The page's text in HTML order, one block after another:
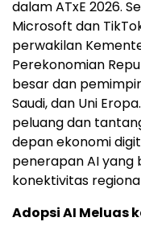
dalam ATxE 2026.
Microsoft dan
perwakilan
Perekonomian
besar dan
Saudi, dan Uni
peluang dan
depan ekonomi
penerapan AI yang
konektivitas
Adopsi AI Meluas